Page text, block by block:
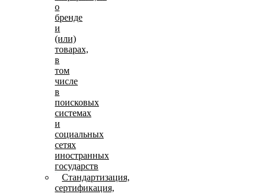
о
бренде
и
(или)
товарах,
в
том
числе
в
поисковых
системах
и
социальных
сетях
иностранных
государств
Стандартизация,
сертификация,